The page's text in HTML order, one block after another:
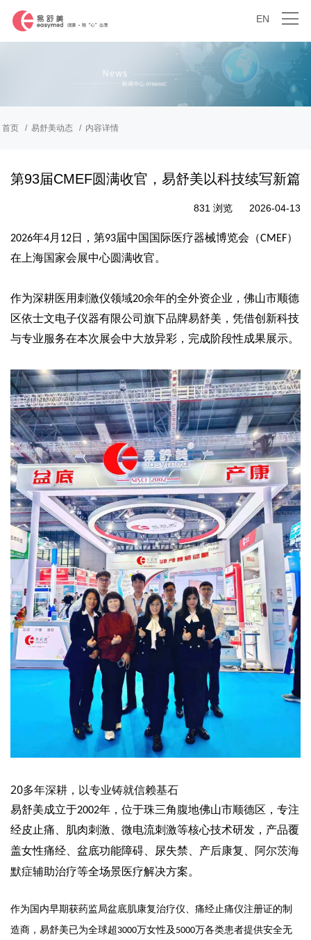
EN
首页 易舒美动态 内容详情
第93届CMEF圆满收官，易舒美以科技续写新篇
831 浏览 2026-04-13
2026年4月 12日，第93届中国国际医疗器械博览会（CMEF）
在上海国家会展中心圆满收官。
作为深耕医用刺激仪领域20余年的全外资企业，佛山市顺德
区依士文电子仪器有限公司旗下品牌易舒美，凭借创新科技
与专业服务在本次展会中大放异彩，完成阶段性成果展示。
20多年深耕，以专业铸就信赖基石
易舒美成立于2002年，位于珠三角腹地佛山市顺德区，专注
经皮止痛、肌肉刺激、微电流刺激等核心技术研发，产品覆
盖女性痛经、盆底功能障碍、尿失禁、产后康复、 阿尔茨海
默症辅助治疗等全场景医疗解决方案。
作为国内早期获药监局盆底肌康复治疗仪、痛经止痛仪注册证的制
造商，易舒美已为全球超3000万女性及 5000万各类患者提供安全无